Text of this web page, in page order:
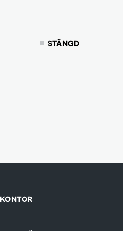
STÄNGD
KONTOR